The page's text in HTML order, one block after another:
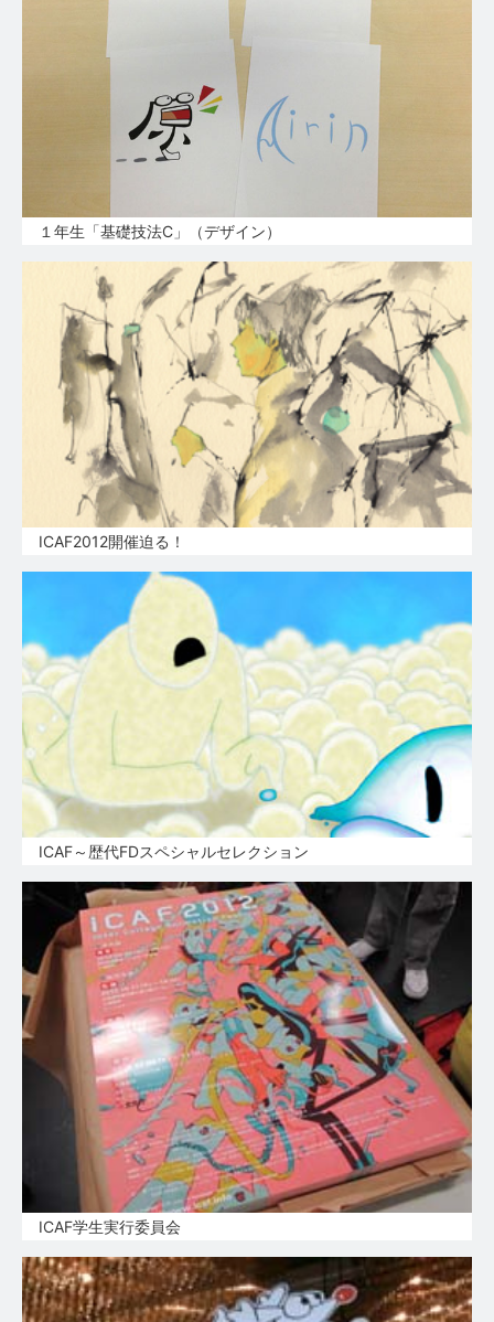
１年生「基礎技法C」（デザイン）
ICAF2012開催迫る！
ICAF～歴代FDスペシャルセレクション
ICAF学生実行委員会